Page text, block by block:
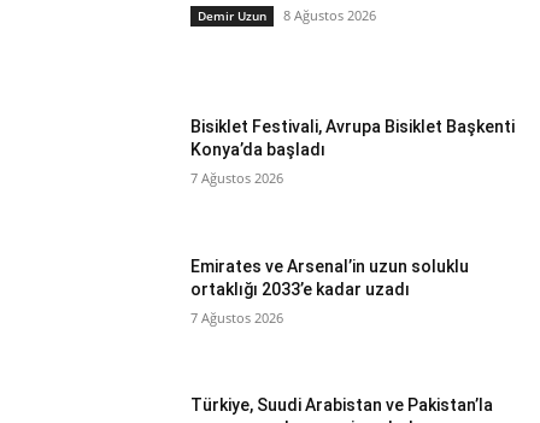
Demir Uzun 8 Ağustos 2026
Bisiklet Festivali, Avrupa Bisiklet Başkenti
Konya’da başladı
7 Ağustos 2026
Emirates ve Arsenal’in uzun soluklu
ortaklığı 2033’e kadar uzadı
7 Ağustos 2026
Türkiye, Suudi Arabistan ve Pakistan’la